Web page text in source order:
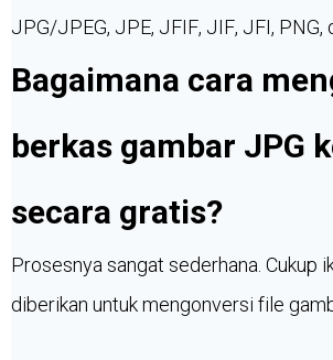
JPG/JPEG, JPE, JFIF, JIF, JFI, PNG,
Bagaimana cara
berkas gambar JPG
secara gratis?
Prosesnya sangat sederhana. Cukup
diberikan untuk mengonversi file